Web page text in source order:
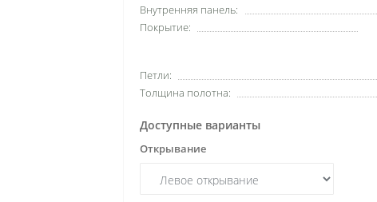
Внутренняя панель:
Покрытие:
Петли:
Толщина полотна:
Доступные варианты
Открывание